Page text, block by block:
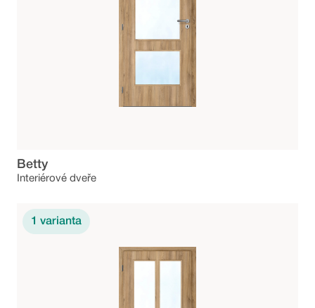
Betty
Interiérové dveře
1 varianta